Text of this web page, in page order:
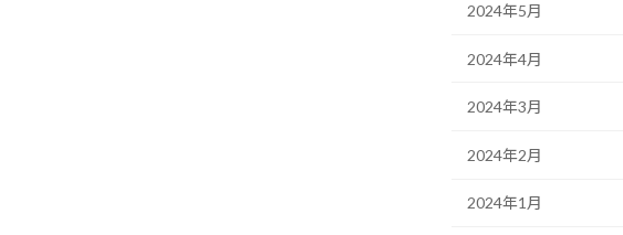
2024年5月
2024年4月
2024年3月
2024年2月
2024年1月